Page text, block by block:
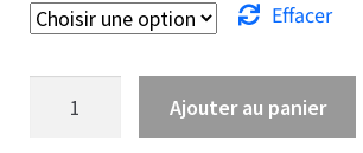
Effacer
quantité de Drapeau Montenegro
Ajouter au panier